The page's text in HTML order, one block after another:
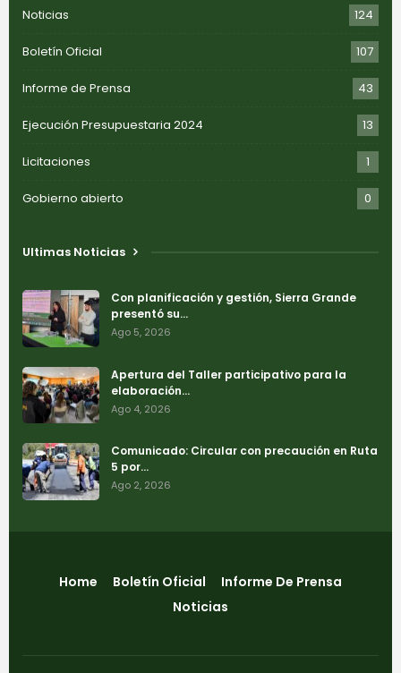
Noticias 124
Boletín Oficial 107
Informe de Prensa 43
Ejecución Presupuestaria 2024 13
Licitaciones 1
Gobierno abierto 0
Ultimas Noticias
Con planificación y gestión, Sierra Grande
presentó su…
Ago 5, 2026
Apertura del Taller participativo para la
elaboración…
Ago 4, 2026
Comunicado: Circular con precaución en Ruta
5 por…
Ago 2, 2026
Home Boletín Oficial
Informe De Prensa
Noticias